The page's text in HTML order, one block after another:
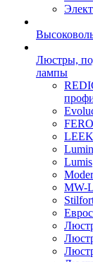
Люстры,
лампы
Lumis
MW-